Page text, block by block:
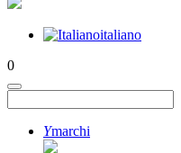
italiano
0
Ymarchi